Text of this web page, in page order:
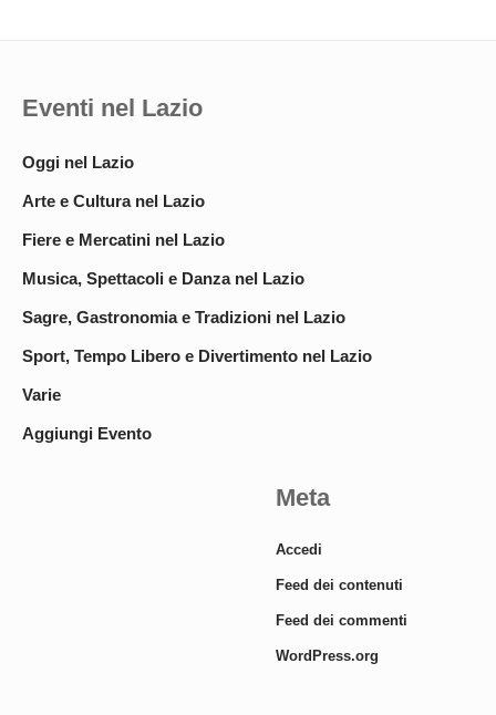
Eventi nel Lazio
Oggi nel Lazio
Arte e Cultura nel Lazio
Fiere e Mercatini nel Lazio
Musica, Spettacoli e Danza nel Lazio
Sagre, Gastronomia e Tradizioni nel Lazio
Sport, Tempo Libero e Divertimento nel Lazio
Varie
Aggiungi Evento
Meta
Accedi
Feed dei contenuti
Feed dei commenti
WordPress.org